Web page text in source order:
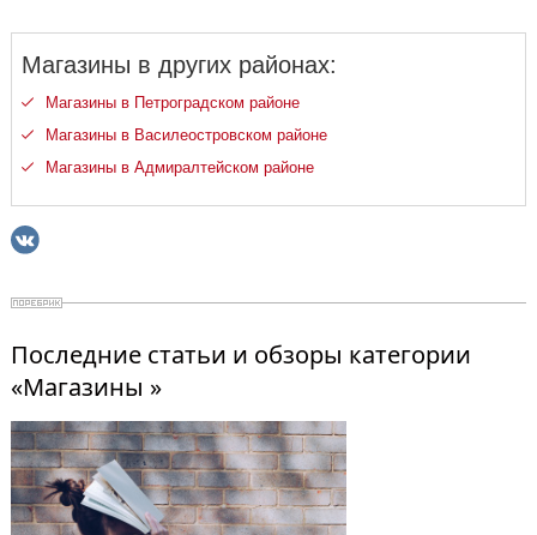
Магазины в других районах:
Магазины в Петроградском районе
Магазины в Василеостровском районе
Магазины в Адмиралтейском районе
Последние статьи и обзоры категории
«Магазины »